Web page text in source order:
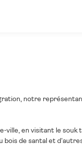
notre
ville, en visitant le
bois de santal et